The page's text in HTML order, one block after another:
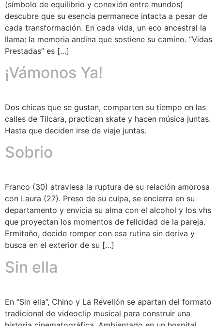
(símbolo de equilibrio y conexión entre mundos)
descubre que su esencia permanece intacta a pesar de
cada transformación. En cada vida, un eco ancestral la
llama: la memoria andina que sostiene su camino. “Vidas
Prestadas” es […]
¡Vámonos Ya!
Dos chicas que se gustan, comparten su tiempo en las
calles de Tilcara, practican skate y hacen música juntas.
Hasta que deciden irse de viaje juntas.
Sobrio
Franco (30) atraviesa la ruptura de su relación amorosa
con Laura (27). Preso de su culpa, se encierra en su
departamento y envicia su alma con el alcohol y los vhs
que proyectan los momentos de felicidad de la pareja.
Ermitaño, decide romper con esa rutina sin deriva y
busca en el exterior de su […]
Sin ella
En “Sin ella”, Chino y La Revelión se apartan del formato
tradicional de videoclip musical para construir una